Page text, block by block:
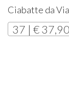
Ciabatte da
37 | € 37,90